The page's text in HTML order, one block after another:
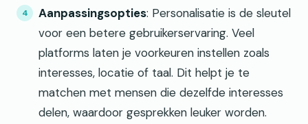
Aanpassingsopties: Personalisatie is de sleutel
voor een betere gebruikerservaring. Veel
platforms laten je voorkeuren instellen zoals
interesses, locatie of taal. Dit helpt je te
matchen met mensen die dezelfde interesses
delen, waardoor gesprekken leuker worden.